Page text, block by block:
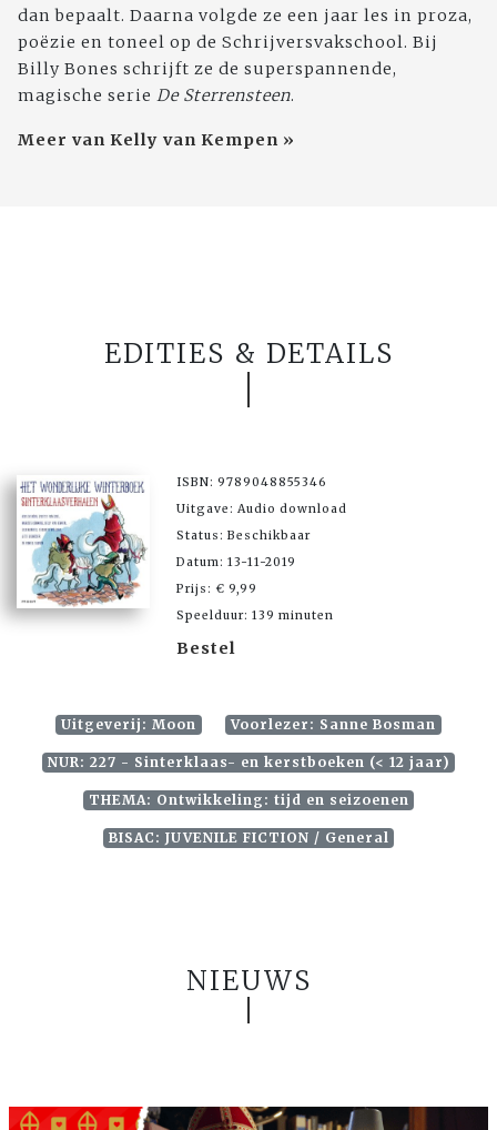
dan bepaalt. Daarna volgde ze een jaar les in proza,
poëzie en toneel op de Schrijversvakschool. Bij
Billy Bones schrijft ze de superspannende,
magische serie De Sterrensteen.
Meer van Kelly van Kempen »
EDITIES & DETAILS
ISBN: 9789048855346
Uitgave: Audio download
Status: Beschikbaar
Datum: 13-11-2019
Prijs: € 9,99
Speelduur: 139 minuten
Bestel
Uitgeverij: Moon Voorlezer: Sanne Bosman
NUR: 227 - Sinterklaas- en kerstboeken (< 12 jaar)
THEMA: Ontwikkeling: tijd en seizoenen
BISAC: JUVENILE FICTION / General
NIEUWS